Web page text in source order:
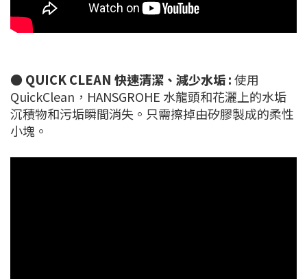
● QUICK CLEAN 快速清潔、減少水垢 :使用
QuickClean，HANSGROHE 水龍頭和花灑上的水垢
沉積物和污垢瞬間消失。只需擦掉由矽膠製成的柔性
小塊。